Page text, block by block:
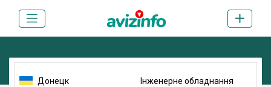
Донецк Інженерне обладнання